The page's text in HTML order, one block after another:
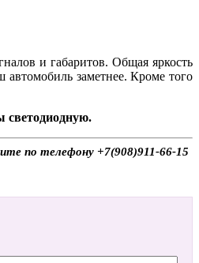
и габаритов. Общая яркость
автомобиль заметнее. Кроме того
светодиодную.
по телефону +7(908)911-66-15